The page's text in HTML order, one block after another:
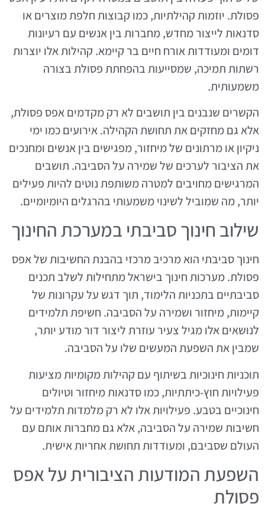
פסולת. יוזמות קהילתיות, כמו קבוצות חלפת מוצרים או
סדנאות לייצור מחדש, מחברות בין אנשים עם רעיונות
דומים ומעודדות אורח חיים בר קיימא. קהילות אלו יוצרות
רשתות תמיכה, שמסייעות בהפחתת פסולת בצורה
משמעותית.
הקשרים שנבנים בין תושבים לא רק מקדמים אפס פסולת,
אלא גם מחזקים את תחושת הקהילה. אירועים כמו ימי
ניקיון או מרתונים של מיחזור, מפגישים בין אנשים ומחנכים
את הציבור לערכים של שמירה על הסביבה. תושבים
המרגישים מחויבים למטרה משותפת נוטים להיות פעילים
יותר, מה שמוביל לשינוי משמעותי בהרגלים היומיומיים.
שילוב חינוך סביבתי במערכת החינוך
חינוך סביבתי הוא מרכיב מרכזי בהבנת החשיבות של אפס
פסולת. מערכות חינוך בישראל מתחילות לשלב תכנים
סביבתיים בתכניות הלימוד, תוך דגש על עקרונות של
קיימות, מיחזור ושמירה על הסביבה. חשיפת תלמידים
לנושאים אלו מגיל צעיר עוזרת ליצור דור מודע יותר,
שמבין את השפעת המעשים שלו על הסביבה.
תוכניות חינוכיות בשיתוף עם קהילות מקומיות מציעות
פעילויות חוץ-כיתתיות, כמו סדנאות מיחזור וטיולים
חינוכיים בטבע. פעילויות אלו לא רק מלמדות תלמידים על
חשיבות שמירה על הסביבה, אלא גם מחברות אותם עם
העולם שסביבם, ומעודדות תחושת אחריות אישית.
השפעת המודעות הציבורית על אפס
פסולת